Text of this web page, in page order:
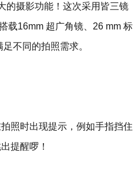
的摄影功能！这次采用皆三镜
载16mm 超广角镜、26 mm 标
不同的拍照需求。
照时出现提示，例如手指挡住
提醒啰！